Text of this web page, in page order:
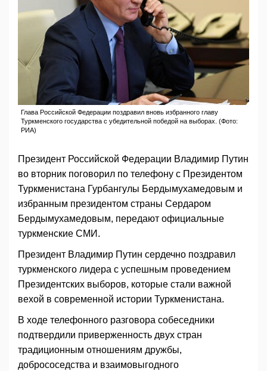
Глава Российской Федерации поздравил вновь избранного главу
Туркменского государства с убедительной победой на выборах. (Фото:
РИА)
Президент Российской Федерации Владимир Путин
во вторник поговорил по телефону с Президентом
Туркменистана Гурбангулы Бердымухамедовым и
избранным президентом страны Сердаром
Бердымухамедовым, передают официальные
туркменские СМИ.
Президент Владимир Путин сердечно поздравил
туркменского лидера с успешным проведением
Президентских выборов, которые стали важной
вехой в современной истории Туркменистана.
В ходе телефонного разговора собеседники
подтвердили приверженность двух стран
традиционным отношениям дружбы,
добрососедства и взаимовыгодного